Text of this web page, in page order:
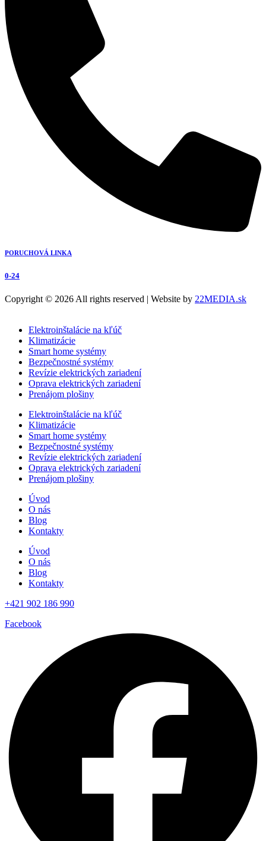
PORUCHOVÁ LINKA
0-24
Copyright © 2026 All rights reserved | Website by 22MEDIA.sk
Elektroinštalácie na kľúč
Klimatizácie
Smart home systémy
Bezpečnostné systémy
Revízie elektrických zariadení
Oprava elektrických zariadení
Prenájom plošiny
Elektroinštalácie na kľúč
Klimatizácie
Smart home systémy
Bezpečnostné systémy
Revízie elektrických zariadení
Oprava elektrických zariadení
Prenájom plošiny
Úvod
O nás
Blog
Kontakty
Úvod
O nás
Blog
Kontakty
+421 902 186 990
Facebook